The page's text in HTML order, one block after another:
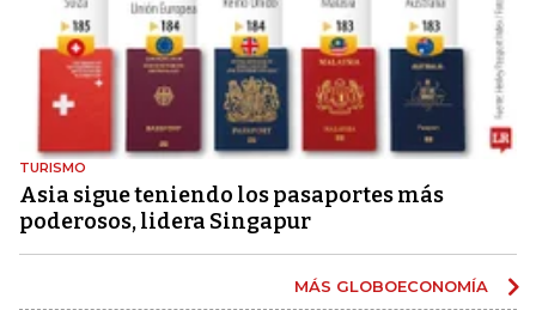
TURISMO
Asia sigue teniendo los pasaportes más
poderosos, lidera Singapur
MÁS GLOBOECONOMÍA